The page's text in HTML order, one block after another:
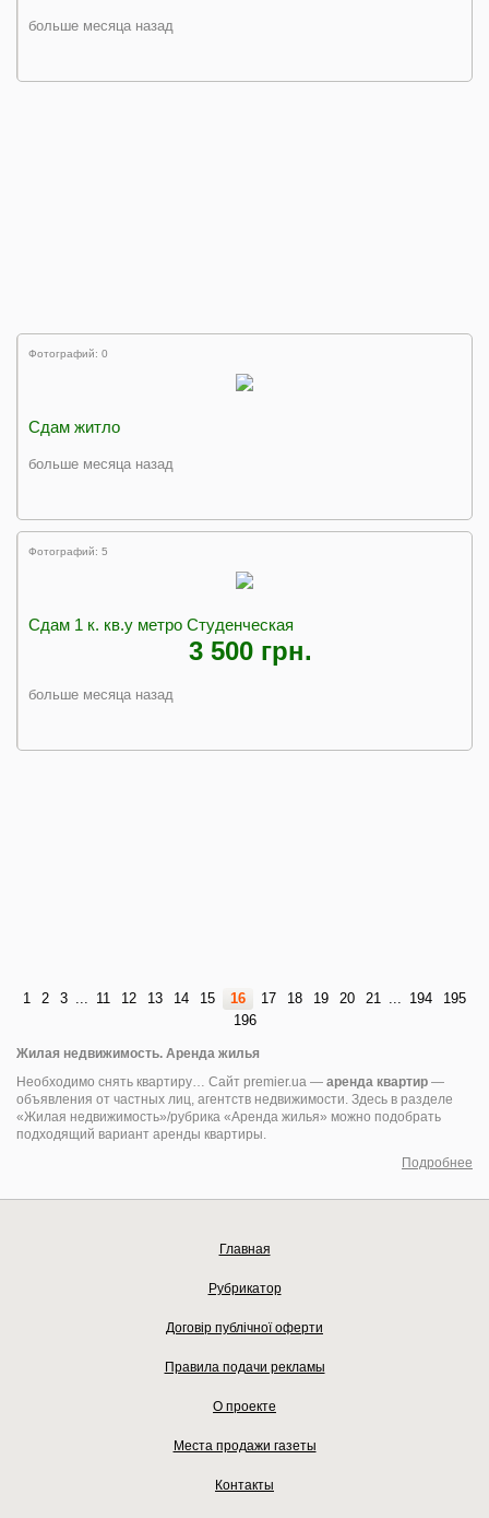
больше месяца назад
Фотографий: 0
Сдам житло
больше месяца назад
Фотографий: 5
Сдам 1 к. кв.у метро Студенческая
3 500 грн.
больше месяца назад
1 2 3 ... 11 12 13 14 15 16 17 18 19 20 21 ... 194
195
196
Жилая недвижимость. Аренда жилья
Необходимо снять квартиру… Сайт premier.ua — аренда квартир —
объявления от частных лиц, агентств недвижимости. Здесь в разделе
«Жилая недвижимость»/рубрика «Аренда жилья» можно подобрать
подходящий вариант аренды квартиры.
Подробнее
Главная
Рубрикатор
Договір публічної оферти
Правила подачи рекламы
О проекте
Места продажи газеты
Контакты